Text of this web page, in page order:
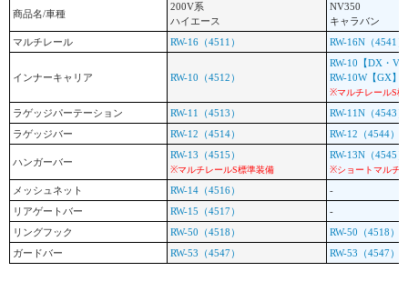
商品名/車種
200V系
ハイエース
NV350
キャラバン
マルチレール
RW-16（4511） RW-16N（4541）
インナーキャリア RW-10（4512）
RW-10【DX・
RW-10W【GX】
※マルチレールS標
ラゲッジパーテーション RW-11（4513）
RW-11N（4543）
ラゲッジバー
RW-12（4514） RW-12（4544）
ハンガーバー
RW-13（4515）
※マルチレールS標準装備
RW-13N（4545）
※ショートマルチ
メッシュネット RW-14（4516）
-
リアゲートバー
RW-15（4517）
-
リングフック
RW-50（4518）
RW-50（4518）
ガードバー
RW-53（4547） RW-53（4547）